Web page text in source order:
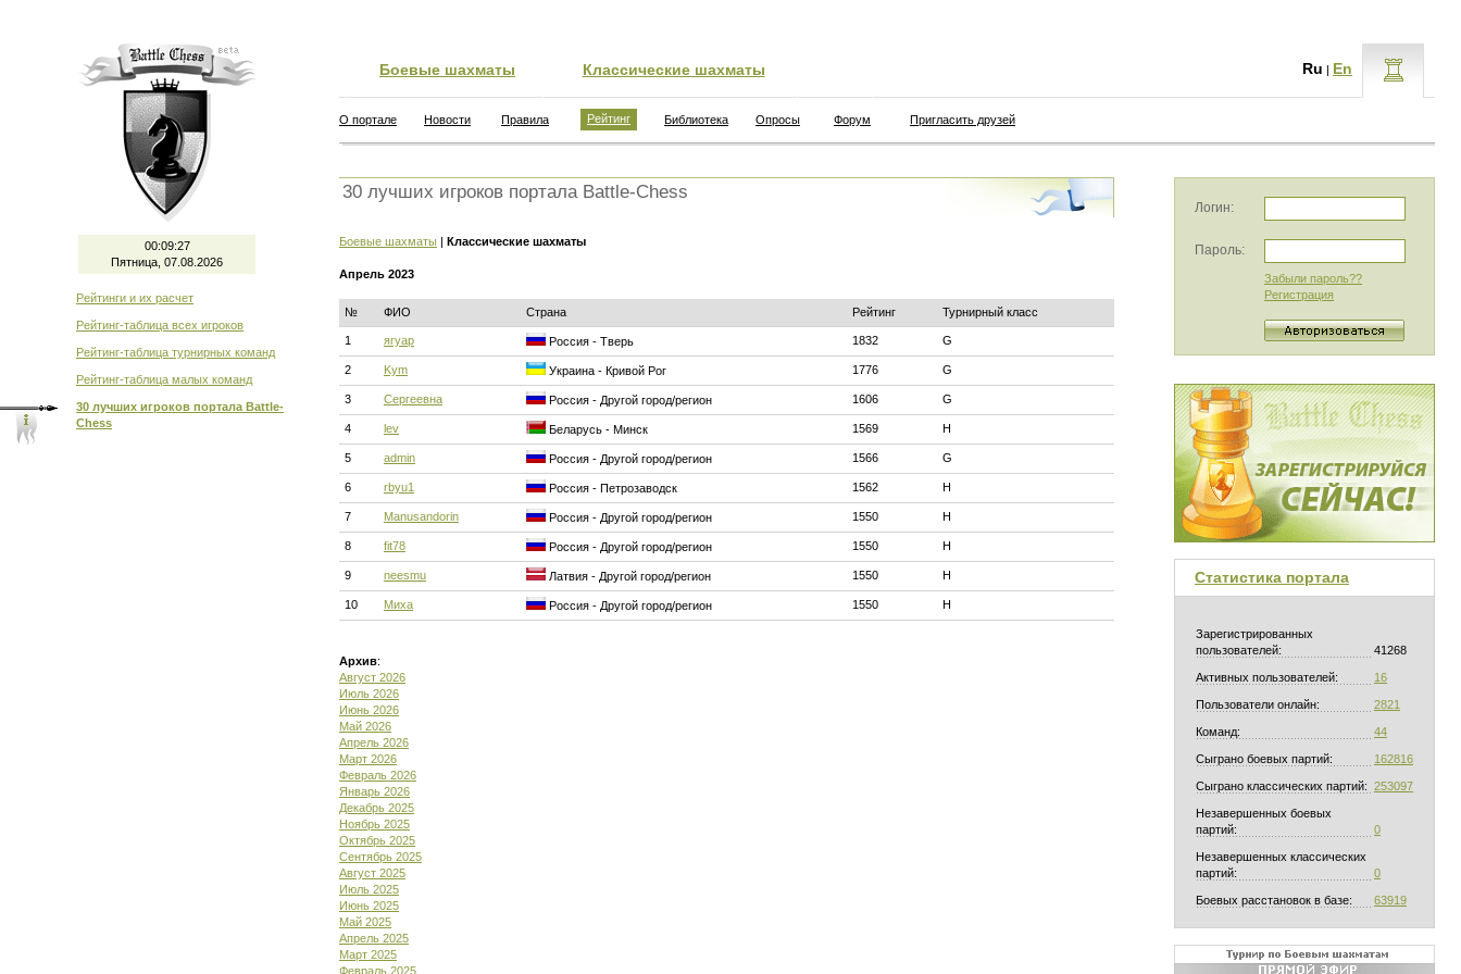
00:09:28
Пятница, 07.08.2026
Рейтинги и их расчет
Рейтинг-таблица всех игроков
Рейтинг-таблица турнирных команд
Рейтинг-таблица малых команд
30 лучших игроков портала Battle-
Chess
Боевые шахматы Классические шахматы Ru | En
О портале Новости Правила Рейтинг Библиотека Опросы Форум Пригласить друзей
30 лучших игроков портала Battle-Chess
Боевые шахматы | Классические шахматы
Апрель 2023
№ ФИО Страна Рейтинг Турнирный класс
1 ягуар Россия - Тверь 1832 G
2 Kym Украина - Кривой Рог 1776 G
3 Сергеевна Россия - Другой город/регион 1606 G
4 lev Беларусь - Минск 1569 H
5 admin Россия - Другой город/регион 1566 G
6 rbyu1 Россия - Петрозаводск 1562 H
7 Manusandorin Россия - Другой город/регион 1550 H
8 fit78 Россия - Другой город/регион 1550 H
9 neesmu Латвия - Другой город/регион 1550 H
10 Миха Россия - Другой город/регион 1550 H
Архив:
Август 2026
Июль 2026
Июнь 2026
Май 2026
Апрель 2026
Март 2026
Февраль 2026
Январь 2026
Декабрь 2025
Ноябрь 2025
Октябрь 2025
Сентябрь 2025
Август 2025
Июль 2025
Июнь 2025
Май 2025
Апрель 2025
Март 2025
Февраль 2025
Логин:
Пароль:
Забыли пароль??
Регистрация
Статистика портала
Зарегистрированных
пользователей:
41268
Активных пользователей: 16
Пользователи онлайн: 2821
Команд: 44
Сыграно боевых партий: 162816
Сыграно классических партий: 253097
Незавершенных боевых
партий:
0
Незавершенных классических
партий:
0
Боевых расстановок в базе: 63919